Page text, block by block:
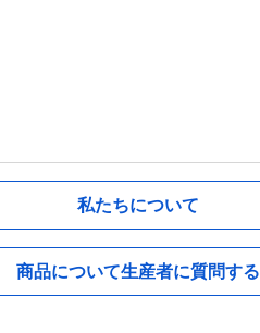
私たちについて
商品について生産者に質問する